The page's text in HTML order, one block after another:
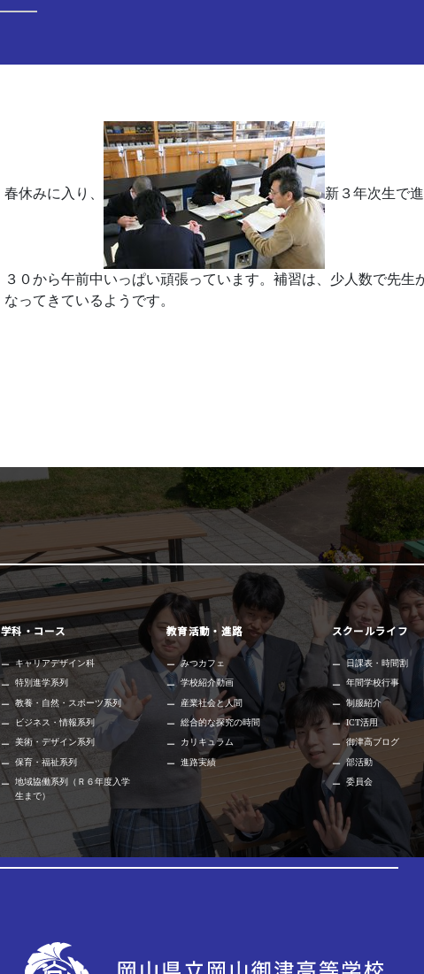
春休みに入り、 新３年次生で
３０から午前中いっぱい頑張っています。補習は、少人数で先
なってきているようです。
学科・コース
キャリアデザイン科
特別進学系列
教養・自然・スポーツ系列
ビジネス・情報系列
美術・デザイン系列
保育・福祉系列
地域協働系列（Ｒ６年度入学
生まで）
教育活動・進路
みつカフェ
学校紹介動画
産業社会と人間
総合的な探究の時間
カリキュラム
進路実績
スクールライフ
日課表・時間割
年間学校行事
制服紹介
ICT活用
御津高ブログ
部活動
委員会